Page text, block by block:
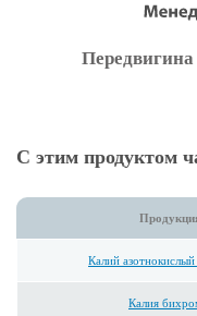
С этим продуктом
Калий
Калия